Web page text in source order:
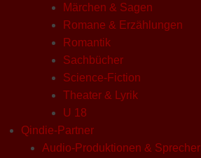
Märchen & Sagen
Romane & Erzählungen
Romantik
Sachbücher
Science-Fiction
Theater & Lyrik
U 18
Qindie-Partner
Audio-Produktionen & Sprecher